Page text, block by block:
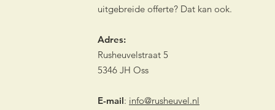
uitgebreide offerte? Dat kan ook.
Adres:
Rusheuvelstraat 5
5346 JH Oss
E-mail: info@rusheuvel.nl